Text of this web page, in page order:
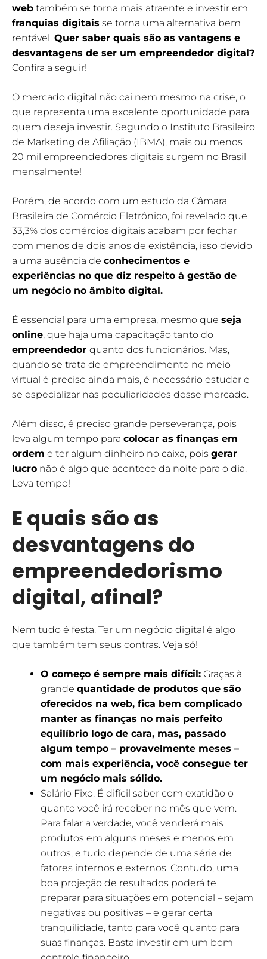
web também se torna mais atraente e investir em
franquias digitais se torna uma alternativa bem
rentável. Quer saber quais são as vantagens e
desvantagens de ser um empreendedor digital?
Confira a seguir!
O mercado digital não cai nem mesmo na crise, o
que representa uma excelente oportunidade para
quem deseja investir. Segundo o Instituto Brasileiro
de Marketing de Afiliação (IBMA), mais ou menos
20 mil empreendedores digitais surgem no Brasil
mensalmente!
Porém, de acordo com um estudo da Câmara
Brasileira de Comércio Eletrônico, foi revelado que
33,3% dos comércios digitais acabam por fechar
com menos de dois anos de existência, isso devido
a uma ausência de conhecimentos e
experiências no que diz respeito à gestão de
um negócio no âmbito digital.
É essencial para uma empresa, mesmo que seja
online, que haja uma capacitação tanto do
empreendedor quanto dos funcionários. Mas,
quando se trata de empreendimento no meio
virtual é preciso ainda mais, é necessário estudar e
se especializar nas peculiaridades desse mercado.
Além disso, é preciso grande perseverança, pois
leva algum tempo para colocar as finanças em
ordem e ter algum dinheiro no caixa, pois gerar
lucro não é algo que acontece da noite para o dia.
Leva tempo!
E quais são as
desvantagens do
empreendedorismo
digital, afinal?
Nem tudo é festa. Ter um negócio digital é algo
que também tem seus contras. Veja só!
O começo é sempre mais difícil: Graças à
grande quantidade de produtos que são
oferecidos na web, fica bem complicado
manter as finanças no mais perfeito
equilíbrio logo de cara, mas, passado
algum tempo – provavelmente meses –
com mais experiência, você consegue ter
um negócio mais sólido.
Salário Fixo: É difícil saber com exatidão o
quanto você irá receber no mês que vem.
Para falar a verdade, você venderá mais
produtos em alguns meses e menos em
outros, e tudo depende de uma série de
fatores internos e externos. Contudo, uma
boa projeção de resultados poderá te
preparar para situações em potencial – sejam
negativas ou positivas – e gerar certa
tranquilidade, tanto para você quanto para
suas finanças. Basta investir em um bom